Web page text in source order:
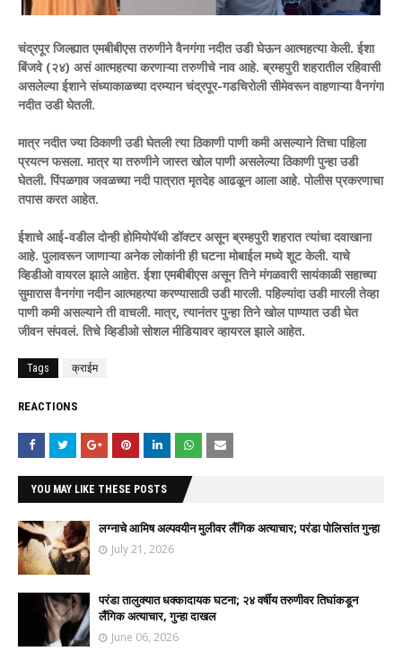
चंद्रपूर जिल्ह्यात एमबीबीएस तरुणीने वैनगंगा नदीत उडी घेऊन आत्महत्या केली. ईशा
बिंजवे (२४) असं आत्महत्या करणाऱ्या तरुणीचे नाव आहे. ब्रम्हपुरी शहरातील रहिवासी
असलेल्या ईशाने संध्याकाळच्या दरम्यान चंद्रपूर-गडचिरोली सीमेवरून वाहणाऱ्या वैनगंगा
नदीत उडी घेतली.
मात्र नदीत ज्या ठिकाणी उडी घेतली त्या ठिकाणी पाणी कमी असल्याने तिचा पहिला
प्रयत्न फसला. मात्र या तरुणीने जास्त खोल पाणी असलेल्या ठिकाणी पुन्हा उडी
घेतली. पिंपळगाव जवळच्या नदी पात्रात मृतदेह आढळून आला आहे. पोलीस प्रकरणाचा
तपास करत आहेत.
ईशाचे आई-वडील दोन्ही होमियोपॅथी डॉक्टर असून ब्रम्हपुरी शहरात त्यांचा दवाखाना
आहे. पुलावरून जाणाऱ्या अनेक लोकांनी ही घटना मोबाईल मध्ये शूट केली. याचे
व्हिडीओ वायरल झाले आहेत. ईशा एमबीबीएस असून तिने मंगळवारी सायंकाळी सहाच्या
सुमारास वैनगंगा नदीन आत्महत्या करण्यासाठी उडी मारली. पहिल्यांदा उडी मारली तेव्हा
पाणी कमी असल्याने ती वाचली. मात्र, त्यानंतर पुन्हा तिने खोल पाण्यात उडी घेत
जीवन संपवलं. तिचे व्हिडीओ सोशल मीडियावर व्हायरल झाले आहेत.
Tags क्राईम
REACTIONS
YOU MAY LIKE THESE POSTS
लग्नाचे आमिष अल्पवयीन मुलीवर लैंगिक अत्याचार; परंडा पोलिसांत गुन्हा
July 21, 2026
परंडा तालुक्यात धक्कादायक घटना; २४ वर्षीय तरुणीवर तिघांकडून
लैंगिक अत्याचार, गुन्हा दाखल
June 06, 2026